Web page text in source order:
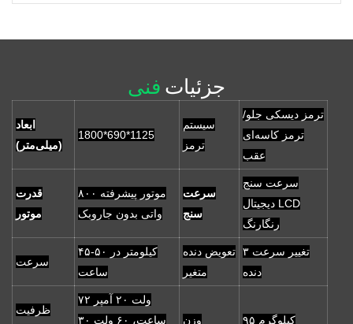
جزئیات فنی
ابعاد
(میلی‌متر)
1800*690*1125
سیستم
ترمز
ترمز دیسکی جلو/
ترمز کاسه‌ای
عقب
قدرت
موتور
موتور پیشرفته ۸۰۰
واتی بدون جاروبک
سرعت
سنج
سرعت سنج
دیجیتال LCD
رنگارنگ
سرعت
۴۵-۵۰ کیلومتر در
ساعت
تعویض دنده
متغیر
تغییر سرعت ۳
دنده
ظرفیت
۷۲ ولت ۲۰ آمپر
ساعت، ۶۰ ولت ۳۰
وزن ۹۵ کیلوگرم